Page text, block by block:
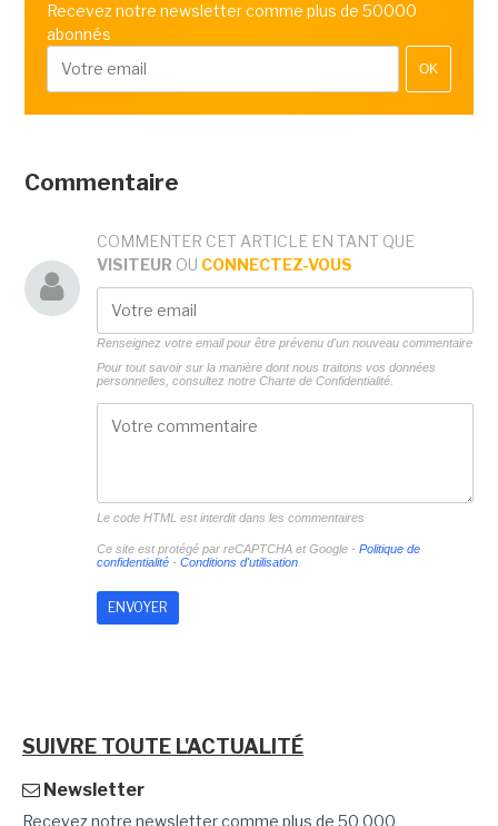
Recevez notre newsletter comme plus de 50000
abonnés
OK
Commentaire
COMMENTER CET ARTICLE EN TANT QUE
VISITEUR OU CONNECTEZ-VOUS
Renseignez votre email pour être prévenu d'un nouveau commentaire
Pour tout savoir sur la manière dont nous traitons vos données
personnelles, consultez notre Charte de Confidentialité.
Le code HTML est interdit dans les commentaires
Ce site est protégé par reCAPTCHA et Google - Politique de
confidentialité- Conditions d'utilisation
SUIVRE TOUTE L'ACTUALITÉ
Newsletter
Recevez notre newsletter comme plus de 50 000